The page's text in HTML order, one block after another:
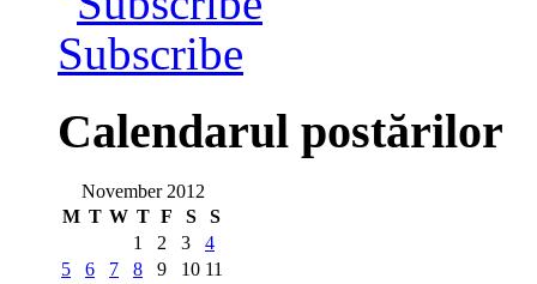
Subscribe
Calendarul postărilor
November 2012
M T W T F S
S
1
2 3
4
5
6 7 8 9 10 11